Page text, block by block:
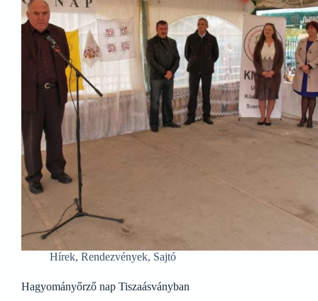
Hírek, Rendezvények, Sajtó
Hagyományőrző nap Tiszaásványban